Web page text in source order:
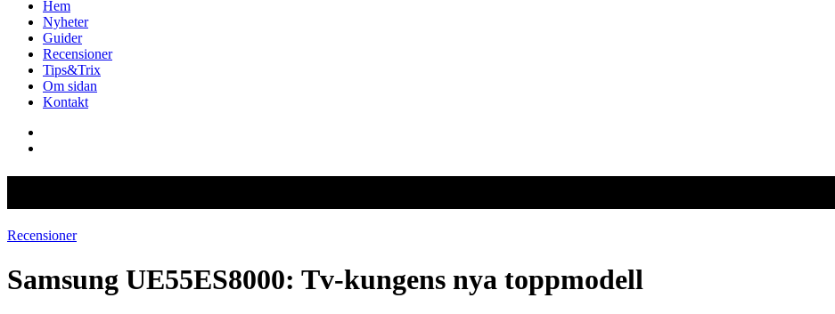
Hem
Nyheter
Guider
Recensioner
Tips&Trix
Om sidan
Kontakt
Recensioner
Samsung UE55ES8000: Tv-kungens nya toppmodell